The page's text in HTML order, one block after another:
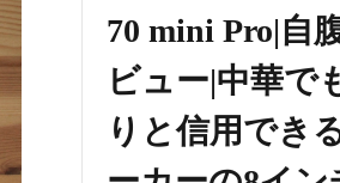
70 mini Pro|自
ビュー|中華で
りと信用でき